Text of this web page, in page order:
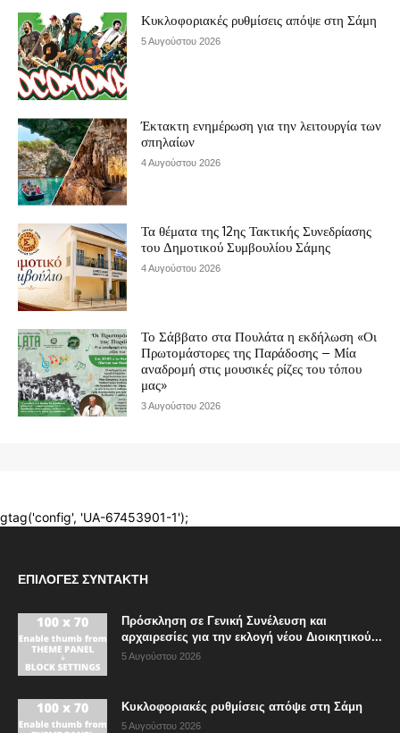
ΕΠΙΛΟΓΈΣ ΣΥΝΤΆΚΤΗ
Πρόσκληση σε Γενική Συνέλευση και
αρχαιρεσίες για την εκλογή νέου Διοικητικού...
5 Αυγούστου 2026
Κυκλοφοριακές ρυθμίσεις απόψε στη Σάμη
5 Αυγούστου 2026